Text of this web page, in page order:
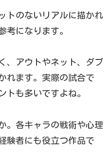
トのないリアルに描かれ
考になります。
、アウトやネット、ダブ
れます。実際の試合で
トも多いですよね。
。各キャラの戦術や心理
験者にも役立つ作品で